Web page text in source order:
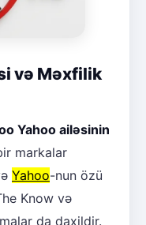
və Məxfilik
Yahoo ailəsinin
markalar
Yahoo-nun özü
Know və
da daxildir.